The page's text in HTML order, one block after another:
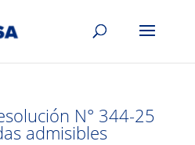
N° 344-25
admisibles